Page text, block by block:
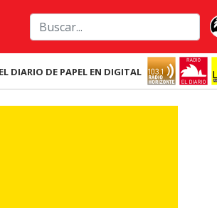
EL DIARIO DE PAPEL EN DIGITAL